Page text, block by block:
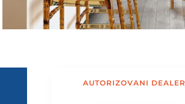
AUTORIZOVANI DEALER